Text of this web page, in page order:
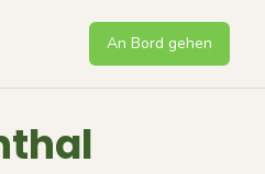
An Bord gehen